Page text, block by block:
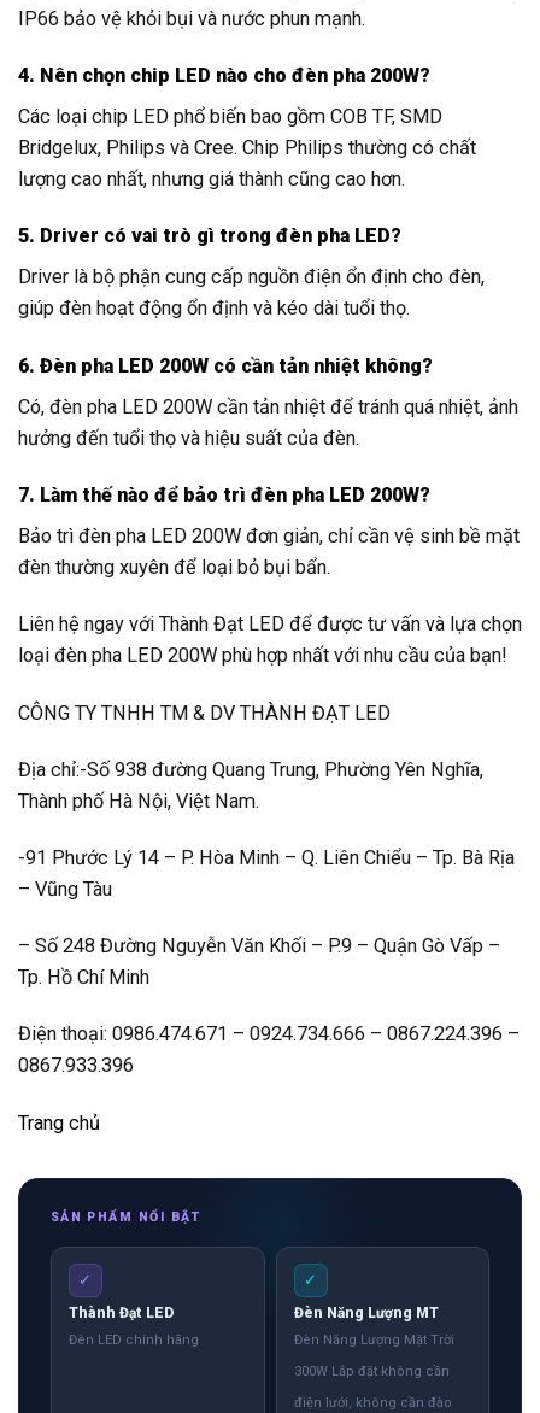
IP66 bảo vệ khỏi bụi và nước phun mạnh.
4. Nên chọn chip LED nào cho đèn pha 200W?
Các loại chip LED phổ biến bao gồm COB TF, SMD
Bridgelux, Philips và Cree. Chip Philips thường có chất
lượng cao nhất, nhưng giá thành cũng cao hơn.
5. Driver có vai trò gì trong đèn pha LED?
Driver là bộ phận cung cấp nguồn điện ổn định cho đèn,
giúp đèn hoạt động ổn định và kéo dài tuổi thọ.
6. Đèn pha LED 200W có cần tản nhiệt không?
Có, đèn pha LED 200W cần tản nhiệt để tránh quá nhiệt, ảnh
hưởng đến tuổi thọ và hiệu suất của đèn.
7. Làm thế nào để bảo trì đèn pha LED 200W?
Bảo trì đèn pha LED 200W đơn giản, chỉ cần vệ sinh bề mặt
đèn thường xuyên để loại bỏ bụi bẩn.
Liên hệ ngay với Thành Đạt LED để được tư vấn và lựa chọn
loại đèn pha LED 200W phù hợp nhất với nhu cầu của bạn!
CÔNG TY TNHH TM & DV THÀNH ĐẠT LED
Địa chỉ:-Số 938 đường Quang Trung, Phường Yên Nghĩa,
Thành phố Hà Nội, Việt Nam.
-91 Phước Lý 14 – P. Hòa Minh – Q. Liên Chiểu – Tp. Bà Rịa
– Vũng Tàu
– Số 248 Đường Nguyễn Văn Khối – P.9 – Quận Gò Vấp –
Tp. Hồ Chí Minh
Điện thoại: 0986.474.671 – 0924.734.666 – 0867.224.396 –
0867.933.396
Trang chủ
SẢN PHẨM NỔI BẬT
✓
Thành Đạt LED
Đèn LED chính hãng
✓
Đèn Năng Lượng MT
Đèn Năng Lượng Mặt Trời
300W Lắp đặt không cần
điện lưới, không cần đào